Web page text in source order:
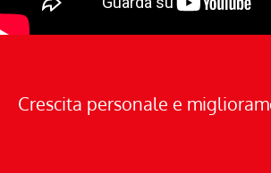
Crescita personale e